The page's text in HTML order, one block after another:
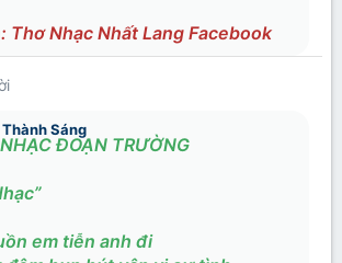
Thơ Nhạc Nhất Lang Facebook
Sáng
ĐOẠN TRƯỜNG
em tiễn anh đi